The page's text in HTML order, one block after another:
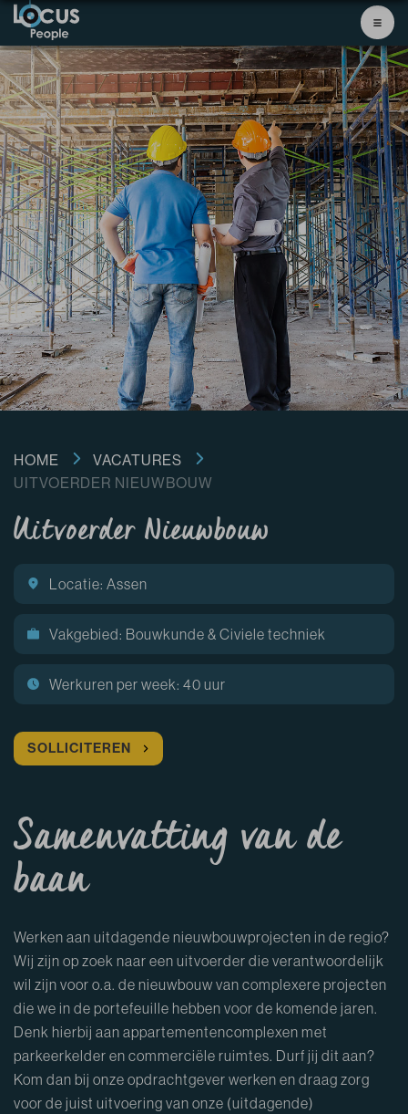
HOME
VACATURES
UITVOERDER NIEUWBOUW
Uitvoerder Nieuwbouw
Locatie: Assen
Vakgebied: Bouwkunde & Civiele techniek
Werkuren per week: 40 uur
SOLLICITEREN
Samenvatting van de
baan
Werken aan uitdagende nieuwbouwprojecten in de regio?
Wij zijn op zoek naar een uitvoerder die verantwoordelijk
wil zijn voor o.a. de nieuwbouw van complexere projecten
die we in de portefeuille hebben voor de komende jaren.
Denk hierbij aan appartementencomplexen met
parkeerkelder en commerciële ruimtes. Durf jij dit aan?
Kom dan bij onze opdrachtgever werken en draag zorg
voor de juist uitvoering van onze (uitdagende)